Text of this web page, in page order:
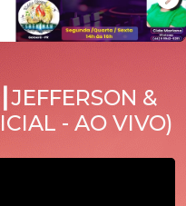
&
- AO VIVO)